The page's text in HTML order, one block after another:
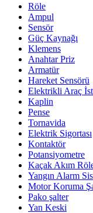
Röle
Ampul
Sensör
Güç Kaynağı
Klemens
Anahtar Priz
Armatür
Hareket Sensörü
Elektrikli Araç
Kaplin
Pense
Tornavida
Elektrik Sigortası
Kontaktör
Potansiyometre
Kaçak Akım
Yangın Alarm
Motor Koruma
Pako şalter
Yan Keski